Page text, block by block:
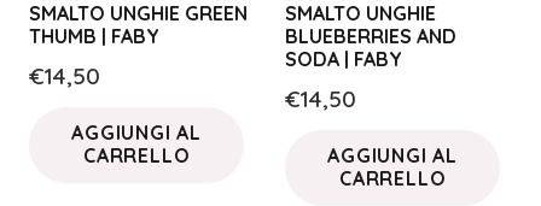
SMALTO UNGHIE GREEN
THUMB | FABY
€14,50
AGGIUNGI AL
CARRELLO
SMALTO UNGHIE
BLUEBERRIES AND
SODA | FABY
€14,50
AGGIUNGI AL
CARRELLO